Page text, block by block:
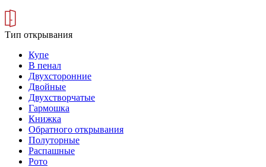
Тип открывания
Купе
В пенал
Двухсторонние
Двойные
Двухстворчатые
Гармошка
Книжка
Обратного открывания
Полуторные
Распашные
Рото